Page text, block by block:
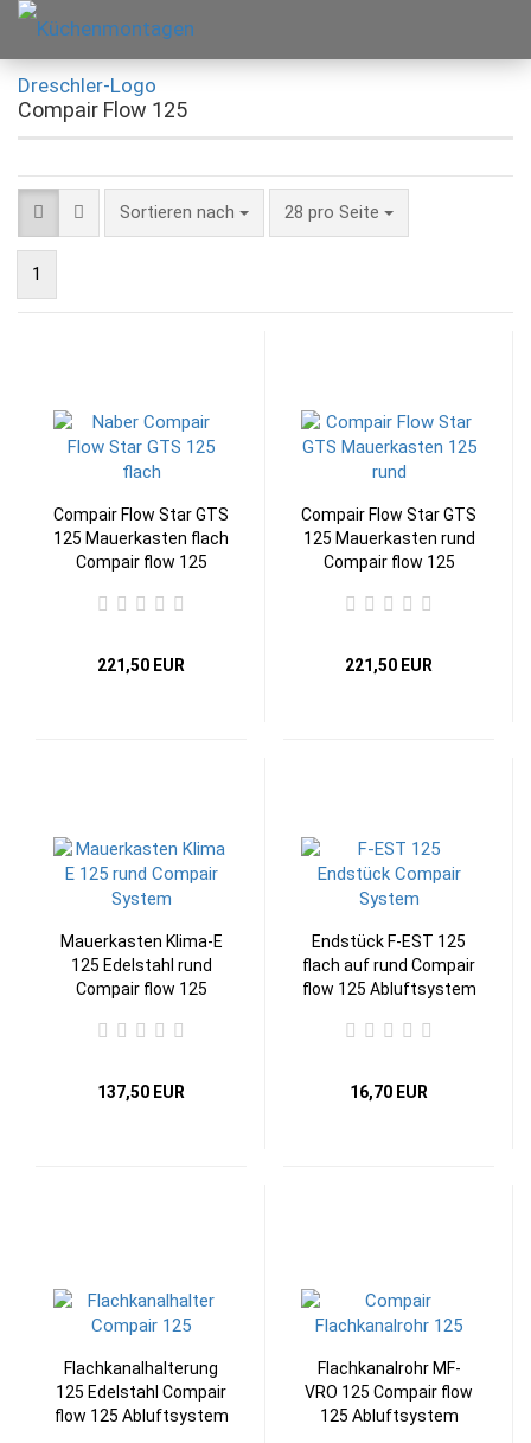
Compair Flow 125
Sortieren nach 28 pro Seite
1
Compair Flow Star GTS
125 Mauerkasten flach
Compair flow 125
221,50 EUR
Compair Flow Star GTS
125 Mauerkasten rund
Compair flow 125
221,50 EUR
Mauerkasten Klima-E
125 Edelstahl rund
Compair flow 125
137,50 EUR
Endstück F-EST 125
flach auf rund Compair
flow 125 Abluftsystem
16,70 EUR
Flachkanalhalterung
125 Edelstahl Compair
flow 125 Abluftsystem
Flachkanalrohr MF-
VRO 125 Compair flow
125 Abluftsystem